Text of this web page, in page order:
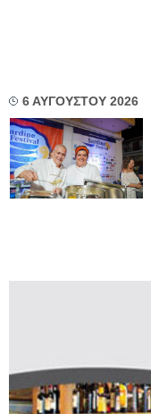
6 ΑΥΓΟΥΣΤΟΥ 2026